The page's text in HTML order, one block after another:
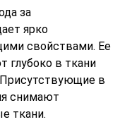
за
ярко
свойствами. Ее
глубоко в ткани
в
снимают
ткани.